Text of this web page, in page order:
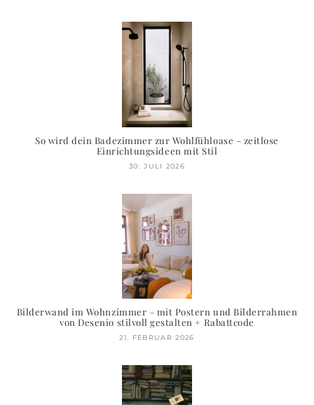
So wird dein Badezimmer zur Wohlfühloase – zeitlose
Einrichtungsideen mit Stil
30. JULI 2026
Bilderwand im Wohnzimmer – mit Postern und Bilderrahmen
von Desenio stilvoll gestalten + Rabattcode
21. FEBRUAR 2026